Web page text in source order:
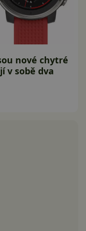
nové chytré
v sobě dva